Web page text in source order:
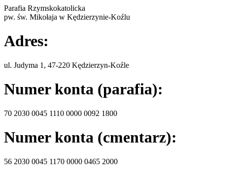
Parafia Rzymskokatolicka
pw. św. Mikołaja w Kędzierzynie-Koźlu
Adres:
ul. Judyma 1, 47-220 Kędzierzyn-Koźle
Numer konta (parafia):
70 2030 0045 1110 0000 0092 1800
Numer konta (cmentarz):
56 2030 0045 1170 0000 0465 2000